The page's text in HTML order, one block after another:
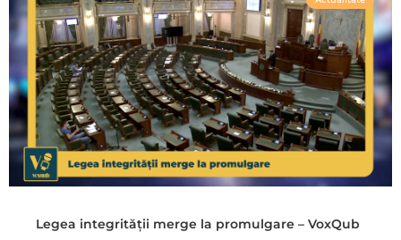
Legea integrității merge la promulgare – VoxQub